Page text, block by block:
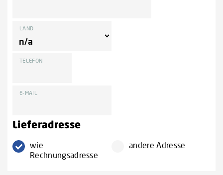
LAND
TELEFON
E-MAIL
Lieferadresse
wie
Rechnungsadresse
andere Adresse